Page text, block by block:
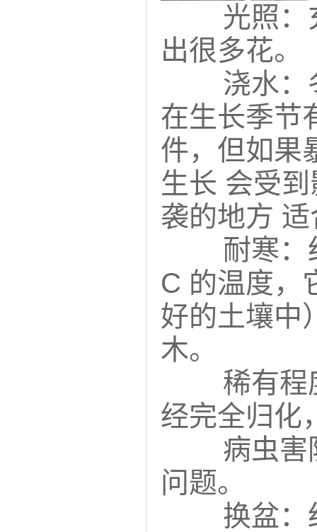
光照：
出很多花。
浇水：
在生长季节
件，但如果
生长 会受
袭的地方
耐寒：
C 的温度，
好的土壤中
木。
稀有程
经完全归化
病虫害
问题。
换盆：